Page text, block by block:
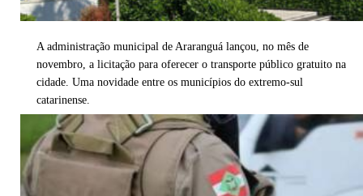
A administração municipal de Araranguá lançou, no mês de
novembro, a licitação para oferecer o transporte público gratuito na
cidade. Uma novidade entre os municípios do extremo-sul
catarinense.